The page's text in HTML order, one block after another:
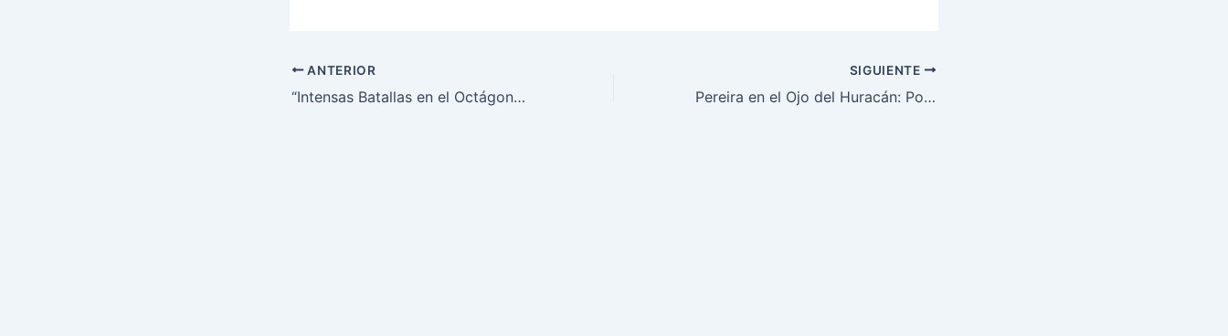
ANTERIOR
“Intensas Batallas en el Octágono: UFC 289 Promete Acción Desbordante”
SIGUIENTE
Pereira en el Ojo del Huracán: Polémica Previa al UFC 313